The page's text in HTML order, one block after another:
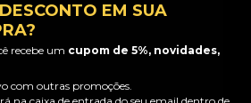
EM SUA
recebe um cupom de 5%, novidades,
com outras promoções.